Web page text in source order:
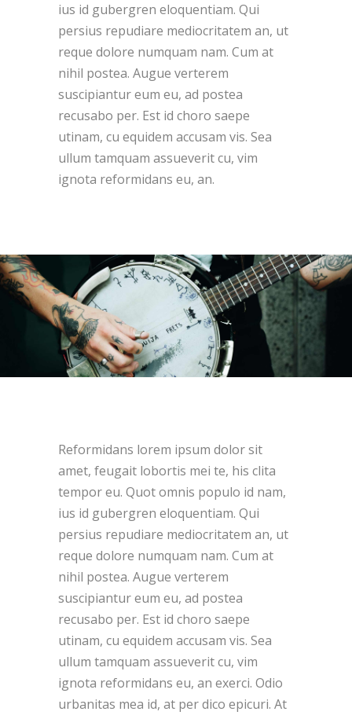
ius id gubergren eloquentiam. Qui
persius repudiare mediocritatem an, ut
reque dolore numquam nam. Cum at
nihil postea. Augue verterem
suscipiantur eum eu, ad postea
recusabo per. Est id choro saepe
utinam, cu equidem accusam vis. Sea
ullum tamquam assueverit cu, vim
ignota reformidans eu, an.
Reformidans lorem ipsum dolor sit
amet, feugait lobortis mei te, his clita
tempor eu. Quot omnis populo id nam,
ius id gubergren eloquentiam. Qui
persius repudiare mediocritatem an, ut
reque dolore numquam nam. Cum at
nihil postea. Augue verterem
suscipiantur eum eu, ad postea
recusabo per. Est id choro saepe
utinam, cu equidem accusam vis. Sea
ullum tamquam assueverit cu, vim
ignota reformidans eu, an exerci. Odio
urbanitas mea id, at per dico epicuri. At